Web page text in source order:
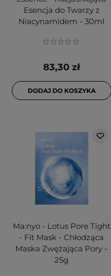
Esencja do Twarzy z
Niacynamidem - 30ml
83,30 zł
DODAJ DO KOSZYKA
Ma:nyo - Lotus Pore Tight
- Fit Mask - Chłodząca
Maska Zwężająca Pory -
25g